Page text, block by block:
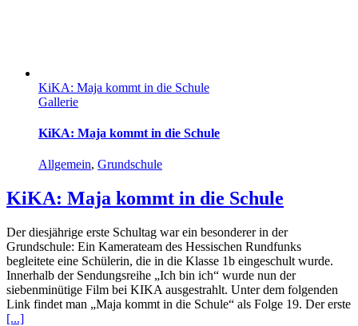
KiKA: Maja kommt in die Schule
Gallerie
KiKA: Maja kommt in die Schule
Allgemein, Grundschule
KiKA: Maja kommt in die Schule
Der diesjährige erste Schultag war ein besonderer in der
Grundschule: Ein Kamerateam des Hessischen Rundfunks
begleitete eine Schülerin, die in die Klasse 1b eingeschult wurde.
Innerhalb der Sendungsreihe „Ich bin ich“ wurde nun der
siebenminütige Film bei KIKA ausgestrahlt. Unter dem folgenden
Link findet man „Maja kommt in die Schule“ als Folge 19. Der erste
[...]